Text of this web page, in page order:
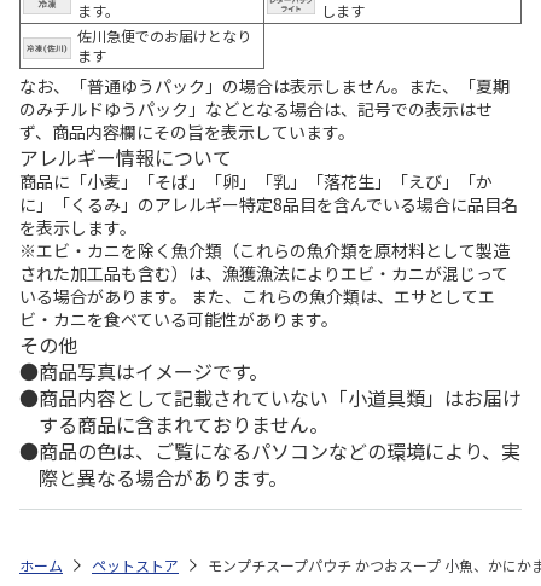
ます。
します
佐川急便でのお届けとなり
ます
なお、「普通ゆうパック」の場合は表示しません。また、「夏期
のみチルドゆうパック」などとなる場合は、記号での表示はせ
ず、商品内容欄にその旨を表示しています。
アレルギー情報について
商品に「小麦」「そば」「卵」「乳」「落花生」「えび」「か
に」「くるみ」のアレルギー特定8品目を含んでいる場合に品目名
を表示します。
※エビ・カニを除く魚介類（これらの魚介類を原材料として製造
された加工品も含む）は、漁獲漁法によりエビ・カニが混じって
いる場合があります。 また、これらの魚介類は、エサとしてエ
ビ・カニを食べている可能性があります。
その他
商品写真はイメージです。
商品内容として記載されていない「小道具類」はお届け
する商品に含まれておりません。
商品の色は、ご覧になるパソコンなどの環境により、実
際と異なる場合があります。
ホーム ペットストア モンプチスープパウチ かつおスープ 小魚、かにか